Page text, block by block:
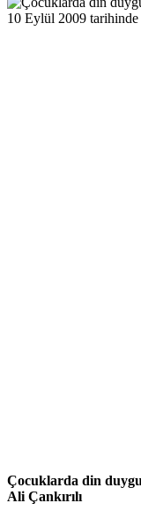
10 Eylül 2009 tarihinde
Çocuklarda din
Ali Çankırılı